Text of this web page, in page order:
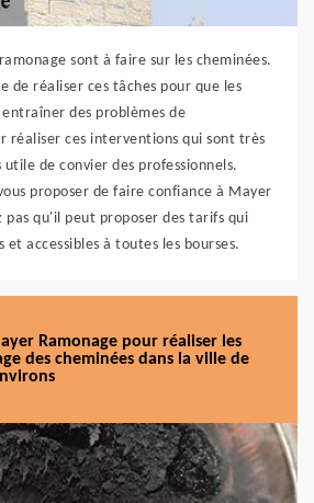
sont à faire sur les cheminées.
de réaliser ces tâches pour que les
entraîner des problèmes de
réaliser ces interventions qui sont très
de convier des professionnels.
proposer de faire confiance à Mayer
pas qu'il peut proposer des tarifs qui
accessibles à toutes les bourses.
Ramonage pour réaliser les
des cheminées dans la ville de